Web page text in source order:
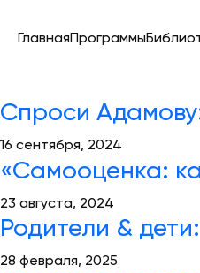
ГлавнаяПрограммы
Спроси
16 сентября, 2024
«Самооценка:
23 августа, 2024
Родители &
28 февраля, 2025